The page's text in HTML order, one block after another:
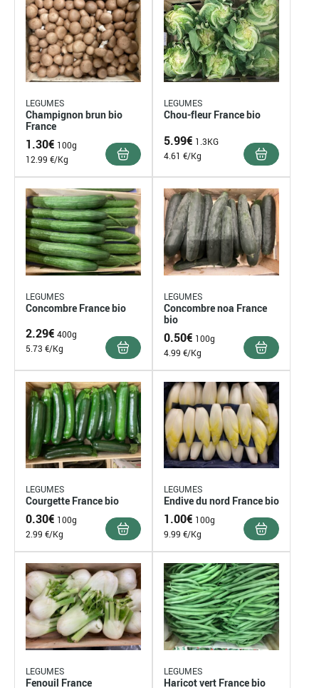
LEGUMES
Champignon brun bio
France
1.30€ 100g
12.99 €/Kg
LEGUMES
Chou-fleur France bio
5.99€ 1.3KG
4.61 €/Kg
LEGUMES
Concombre France bio
2.29€ 400g
5.73 €/Kg
LEGUMES
Concombre noa France
bio
0.50€ 100g
4.99 €/Kg
LEGUMES
Courgette France bio
0.30€ 100g
2.99 €/Kg
LEGUMES
Endive du nord France bio
1.00€ 100g
9.99 €/Kg
LEGUMES
Fenouil France
LEGUMES
Haricot vert France bio